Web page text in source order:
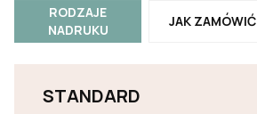
RODZAJE
NADRUKU
JAK ZAMÓWIĆ
STANDARD